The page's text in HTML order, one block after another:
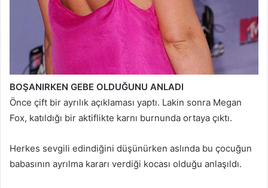
BOŞANIRKEN GEBE OLDUĞUNU ANLADI
Önce çift bir ayrılık açıklaması yaptı. Lakin sonra Megan
Fox, katıldığı bir aktiflikte karnı burnunda ortaya çıktı.
Herkes sevgili edindiğini düşünürken aslında bu çocuğun
babasının ayrılma kararı verdiği kocası olduğu anlaşıldı.